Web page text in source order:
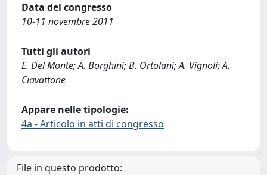
Data del congresso
10-11 novembre 2011
Tutti gli autori
E. Del Monte; A. Borghini; B. Ortolani; A. Vignoli; A.
Ciavattone
Appare nelle tipologie:
4a - Articolo in atti di congresso
File in questo prodotto: